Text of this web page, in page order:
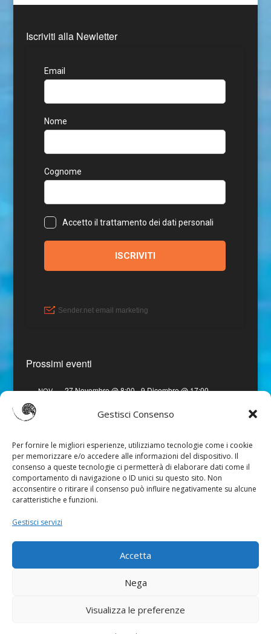
Gestisci Consenso
Per fornire le migliori esperienze, utilizziamo tecnologie come i cookie
per memorizzare e/o accedere alle informazioni del dispositivo. Il
consenso a queste tecnologie ci permetterà di elaborare dati come il
comportamento di navigazione o ID unici su questo sito. Non
acconsentire o ritirare il consenso può influire negativamente su alcune
caratteristiche e funzioni.
Gestisci servizi
Accetta
Nega
Visualizza le preferenze
Iscriviti alla Newletter
Prossimi eventi
NOV 27 Novembre @ 8:00-9 Dicembre @ 17:00